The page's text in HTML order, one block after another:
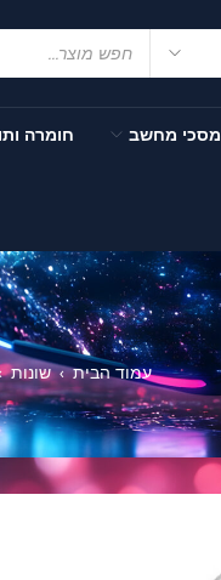
מסכי מחשב חומרה
עמוד הבית › שונות